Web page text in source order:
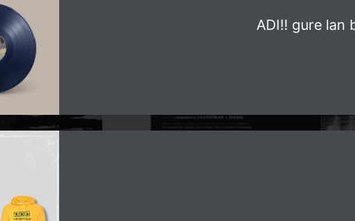
ADI!! gure lan